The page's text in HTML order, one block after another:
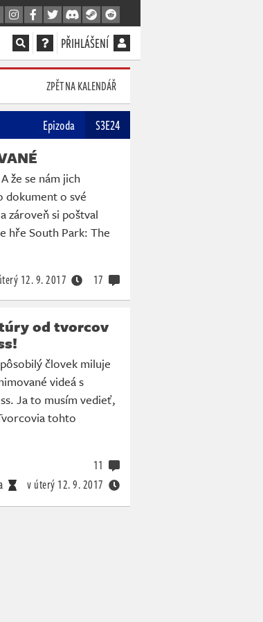
PŘIHLÁŠENÍ
ZPĚT NA KALENDÁŘ
Epizoda S3E24
že se nám jich
dokument o své
zároveň si poštval
hře South Park: The
12. 9. 2017 17
od tvorcov
človek miluje
videá s
Ja to musím vedieť,
tohto
v úterý 12. 9. 2017
11